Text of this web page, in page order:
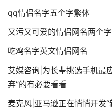
qq情侣名字五个字繁体
又污又可爱的情侣网名两个
吃鸡名字英文情侣网名
艾媒咨询|为长辈挑选手机最
弃”的有必要看看
麦克风|亚马逊正在悄悄开发